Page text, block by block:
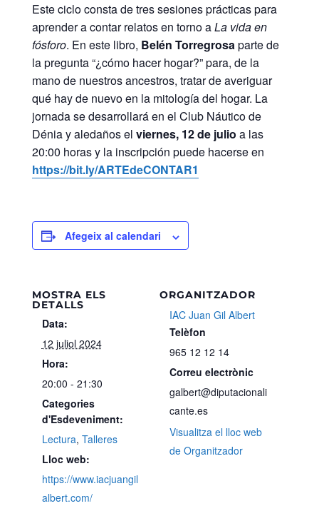
Este ciclo consta de tres sesiones prácticas para
aprender a contar relatos en torno aLa vida en
fósforo. En este libro, Belén Torregrosaparte de
la pregunta “¿cómo hacer hogar?” para, de la
mano de nuestros ancestros, tratar de averiguar
qué hay de nuevo en la mitología del hogar. La
jornada se desarrollará en el Club Náutico de
Dénia y aledaños el viernes, 12 de julio a las
20:00 horas y la inscripción puede hacerse en
https://bit.ly/ARTEdeCONTAR1
Afegeix al calendari
MOSTRA ELS
DETALLS
Data:
12 juliol 2024
Hora:
20:00 - 21:30
Categories
d'Esdeveniment:
Lectura, Talleres
Lloc web:
https://www.iacjuangil
albert.com/
ORGANITZADOR
IAC Juan Gil Albert
Telèfon
965 12 12 14
Correu electrònic
galbert@diputacionali
cante.es
Visualitza el lloc web
de Organitzador